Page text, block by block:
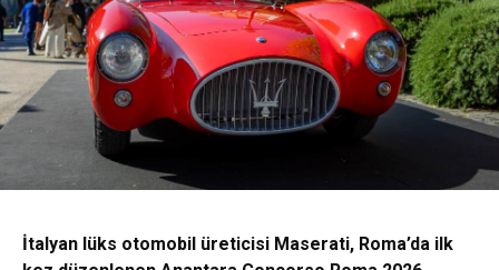
İtalyan lüks otomobil üreticisi Maserati, Roma’da ilk